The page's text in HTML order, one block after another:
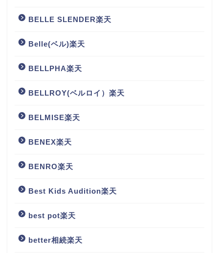
BELLE SLENDER楽天
Belle(ベル)楽天
BELLPHA楽天
BELLROY(ベルロイ）楽天
BELMISE楽天
BENEX楽天
BENRO楽天
Best Kids Audition楽天
best pot楽天
better相続楽天